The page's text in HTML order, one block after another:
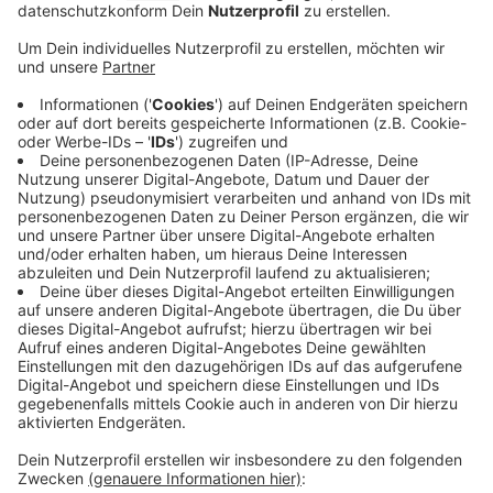
Veröffentlicht:Freitag, 02.07.2021 06:11
Und das unter einer Rufnummer, die auf der
Wahlbenachrichtigung steht. Auf diese Weise können
sich sehbehinderte Wähler den Stimmzettel so oft sie
wollen und kostenlos vorlesen lassen. Es handelt sich
um ein NRW-weites Pilotprojekt des Bundes. Bei der
Bundestagswahl selbst helfen Wahlschablonen dabei,
geheim zu wählen. Nähere Auskünfte erteilt die
Arbeitsgemeinschaft der Blinden- und
Sehbehindertenvereine in NRW. Hier können auch die
Wahlhilfen angefordert werden. Weitere Informationen
HIER!
Anzeige